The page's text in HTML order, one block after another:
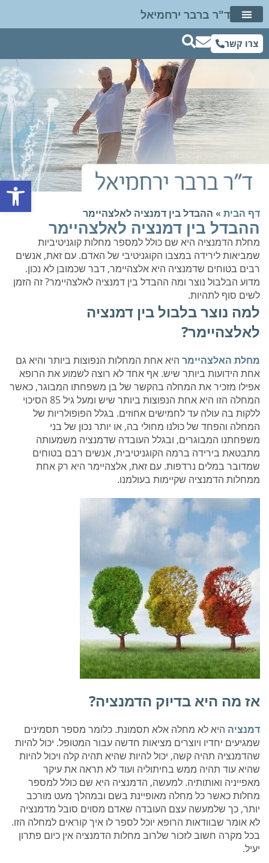
ד"ר ברבר ירחמיאל
צרו קשר
דף הבית » ההבדל בין דמנציה לאלצהיימר
ההבדל בין דמנציה לאלצהיימר
מחלת הדמנציה היא שם כולל למספר מחלות קוגניטיביות
שמביאות לירידה במצבו הקוגניטיבי של האדם. עם זאת, אנשים
רבים בטוחים שדמנציה היא אלצהיימר, דבר שכמובן לא נכון.
מדוע הבלבול נוצר ומה ההבדל בין דמנציה לאלצהיימר? זה הזמן
לשים סוף לתהיות.
למה נוצר בלבול בין דמנציה
לאלצהיימר?
מחלת האלצהיימר היא אחת המחלות הנפוצות ביותר והיא גם
אחת הידועות ביותר שיש. אף אחד לא רוצה לשמוע את הרופא
אפילו מזכיר את המחלה בהקשר של בן משפחתו המבוגר, כאשר
המחלה הזו היא אחת הנפוצות ביותר שיש ומעל גיל 85 הסיכוי
ללקות בה עולה עד לחמישים אחוזים. בגלל הפופולריות של
המחלה והפחד של כולנו מחולי בה, או יותר נכון של בני
משפחתנו המבוגרים, ובגלל העובדה שדמנציה משמעותה
מתבטאת בירידה ברמה הקוגניטיבית, אנשים רבם בטוחים
שמדובר במלים נרדפות. עם זאת, אלצהיימר היא רק אחת
ממחלות הדמנציה שקיימות בעולמנו.
אז מה היא בדיוק הדמנציה?
דמנציה היא לא מחלה אלא תסמונת. כלומר מספר תסמינים
שמגיעים יחדיו ויוצרים מציאות חדשה עבור המטופל. יכול להיות
שהדמנציה תהיה קשה, יכול להיות שהיא תהיה קלה ויכול להיות
שהיא עוד תהיה ממש בחיתוליה ועוד לא תראה את עיקר
מאפייניה ואותותיה. למעשה, הדמנציה היא שם כולל למספר
מחלות כאשר כל מחלה מאופיינת בשם ובמהלך מעט מורכב
יותר, כך שלמעשה עצם העובדה שאדם מסוים סובל מדמנציה
לא אומר שבוודאות הרופא יוכל לספר לו איך קוראים למחלה הזו.
בכל מקרה חשוב לזכור שלרוב מחלות הדמנציה אין כיום פתרון
יעיל.
פתח סרגל נגישות